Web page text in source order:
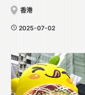
香港
2025-07-02